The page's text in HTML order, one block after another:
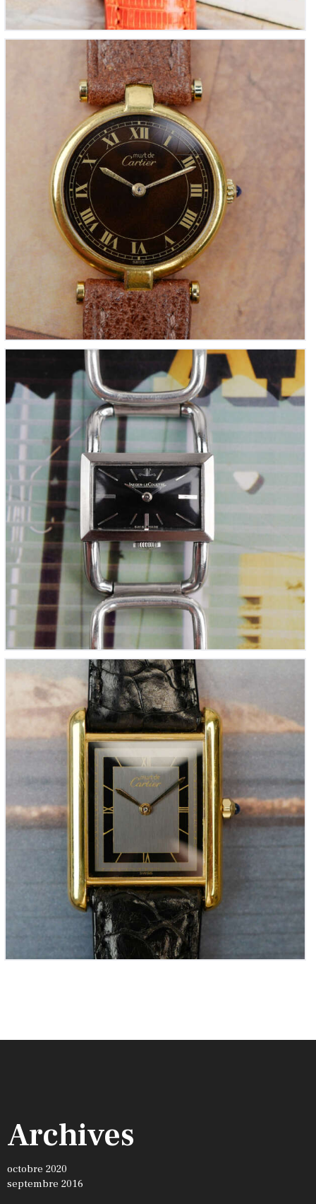
CARTIER Vendôme Must Ronde « Petit Modèle
Doré » (Vintage 1980)
1,450 00€
JAEGER LECOULTRE Étrier GM en argent massif
(Vintage 1950)
1,800 00€
CARTIER Tank Must de Cartier GM – Cadran Noir
Sectoriel (Vintage 1990)
2,750 00€
Archives
octobre 2020
septembre 2016